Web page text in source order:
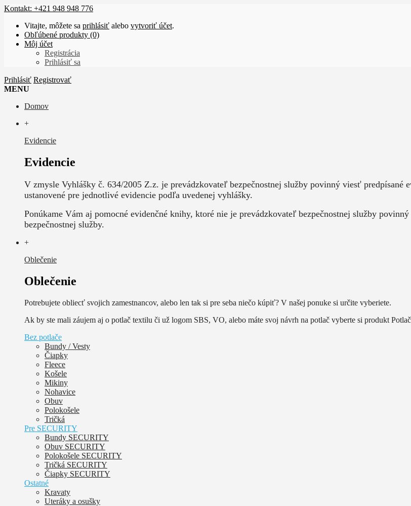
Kontakt: +421 948 948 776
Vitajte, môžete sa prihlásiť alebo vytvoriť účet.
Obľúbené produkty (0)
Môj účet
Registrácia
Prihlásiť sa
Prihlásiť Registrovať
MENU
Domov
+
Evidencie
Evidencie
V zmysle Vyhlášky č. 634/2005 Z.z. je prevádzkovateľ bezpečnostnej služby povinný viesť predpísané
ustanovené pre jednotlivé evidencie podľa uvedenej vyhlášky.
Ponúkame Vám aj pomocné evidenčné knihy, ktoré nie je prevádzkovateľ bezpečnostnej služby
bezpečnostnej služby.
+
Oblečenie
Oblečenie
Potrebujete obliecť svojich zamestnancov, alebo len tak si pre seba niečo kúpiť? V našej ponuke si určite vyberiete.
Ak by ste mali záujem aj o potlač textilu či už logom SBS, VO, alebo máte svoj návrh na potlač vyberte si produkt
Bez potlače
Bundy / Vesty
Čiapky
Fleece
Košele
Mikiny
Nohavice
Obuv
Polokošele
Tričká
Pre SECURITY
Bundy SECURITY
Obuv SECURITY
Polokošele SECURITY
Tričká SECURITY
Čiapky SECURITY
Ostatné
Kravaty
Uteráky a osušky